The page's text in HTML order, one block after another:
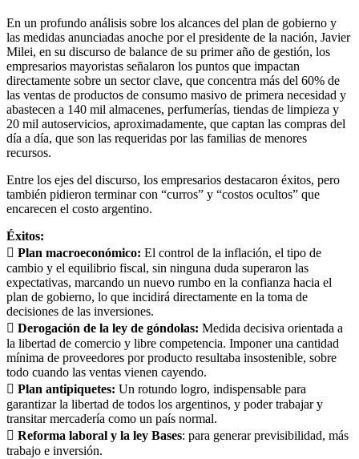
En un profundo análisis sobre los alcances del plan de gobierno y
las medidas anunciadas anoche por el presidente de la nación, Javier
Milei, en su discurso de balance de su primer año de gestión, los
empresarios mayoristas señalaron los puntos que impactan
directamente sobre un sector clave, que concentra más del 60% de
las ventas de productos de consumo masivo de primera necesidad y
abastecen a 140 mil almacenes, perfumerías, tiendas de limpieza y
20 mil autoservicios, aproximadamente, que captan las compras del
día a día, que son las requeridas por las familias de menores
recursos.
Entre los ejes del discurso, los empresarios destacaron éxitos, pero
también pidieron terminar con “curros” y “costos ocultos” que
encarecen el costo argentino.
Éxitos:
 Plan macroeconómico: El control de la inflación, el tipo de
cambio y el equilibrio fiscal, sin ninguna duda superaron las
expectativas, marcando un nuevo rumbo en la confianza hacia el
plan de gobierno, lo que incidirá directamente en la toma de
decisiones de las inversiones.
 Derogación de la ley de góndolas: Medida decisiva orientada a
la libertad de comercio y libre competencia. Imponer una cantidad
mínima de proveedores por producto resultaba insostenible, sobre
todo cuando las ventas vienen cayendo.
 Plan antipiquetes: Un rotundo logro, indispensable para
garantizar la libertad de todos los argentinos, y poder trabajar y
transitar mercadería como un país normal.
 Reforma laboral y la ley Bases: para generar previsibilidad, más
trabajo e inversión.